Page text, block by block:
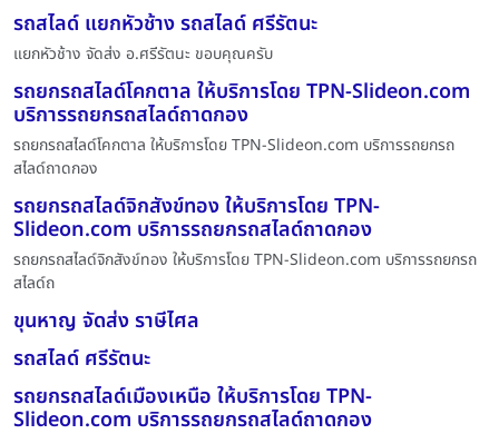
รถสไลด์ แยกหัวช้าง รถสไลด์ ศรีรัตนะ
แยกหัวช้าง จัดส่ง อ.ศรีรัตนะ ขอบคุณครับ
รถยกรถสไลด์โคกตาล ให้บริการโดย TPN-Slideon.com
บริการรถยกรถสไลด์ถาดกอง
รถยกรถสไลด์โคกตาล ให้บริการโดย TPN-Slideon.com บริการรถยกรถ
สไลด์ถาดกอง
รถยกรถสไลด์จิกสังข์ทอง ให้บริการโดย TPN-
Slideon.com บริการรถยกรถสไลด์ถาดกอง
รถยกรถสไลด์จิกสังข์ทอง ให้บริการโดย TPN-Slideon.com บริการรถยกรถ
สไลด์ถ
ขุนหาญ จัดส่ง ราษีไศล
รถสไลด์ ศรีรัตนะ
รถยกรถสไลด์เมืองเหนือ ให้บริการโดย TPN-
Slideon.com บริการรถยกรถสไลด์ถาดกอง